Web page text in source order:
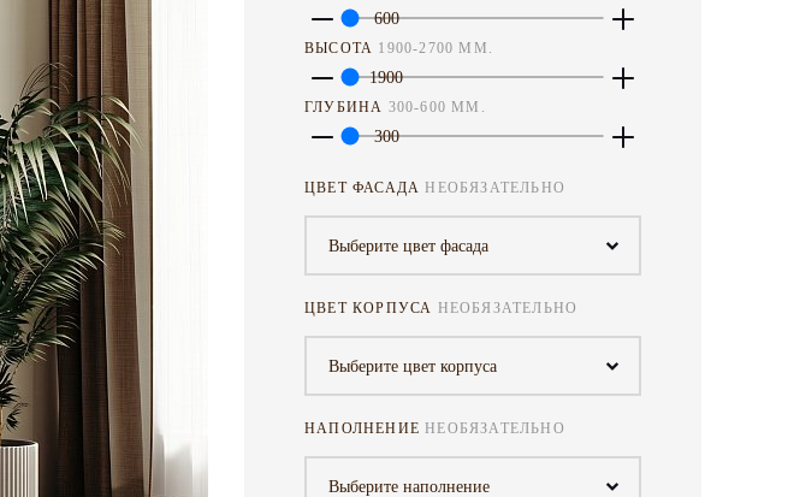
600
ВЫСОТА 1900-2700 ММ.
1900
ГЛУБИНА 300-600 ММ.
300
ЦВЕТ ФАСАДАНЕОБЯЗАТЕЛЬНО
Выберите цвет фасада
ЦВЕТ КОРПУСА НЕОБЯЗАТЕЛЬНО
Выберите цвет корпуса
НАПОЛНЕНИЕНЕОБЯЗАТЕЛЬНО
Выберите наполнение